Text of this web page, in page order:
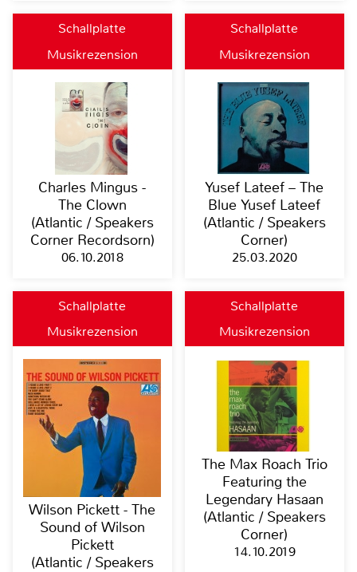
Schallplatte
Musikrezension
Charles Mingus -
The Clown
(Atlantic / Speakers
Corner Recordsorn)
06.10.2018
Schallplatte
Musikrezension
Yusef Lateef – The
Blue Yusef Lateef
(Atlantic / Speakers
Corner)
25.03.2020
Schallplatte
Musikrezension
Wilson Pickett - The
Sound of Wilson
Pickett
(Atlantic / Speakers
Schallplatte
Musikrezension
The Max Roach Trio
Featuring the
Legendary Hasaan
(Atlantic / Speakers
Corner)
14.10.2019